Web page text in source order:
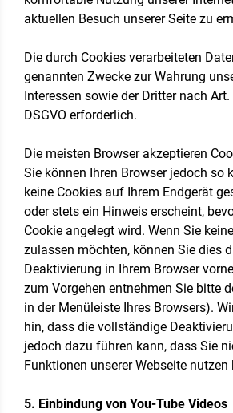
aktuellen Besuch unserer Seite zu
Die durch Cookies verarbeiteten
genannten Zwecke zur Wahrung
Interessen sowie der Dritter nach
DSGVO erforderlich.
Die meisten Browser akzeptieren
Sie können Ihren Browser jedoch so
keine Cookies auf Ihrem Endgerät
oder stets ein Hinweis erscheint,
Cookie angelegt wird. Wenn Sie
zulassen möchten, können Sie dies
Deaktivierung in Ihrem Browser
zum Vorgehen entnehmen Sie bitte
in der Menüleiste Ihres Browsers).
hin, dass die vollständige
jedoch dazu führen kann, dass Sie
Funktionen unserer Webseite nutzen
5. Einbindung von You-Tube Videos